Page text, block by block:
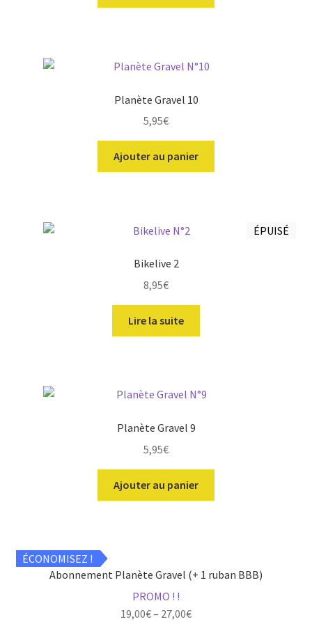
Planète Gravel 10
5,95€
Ajouter au panier
ÉPUISÉ
Bikelive 2
8,95€
Lire la suite
Planète Gravel 9
5,95€
Ajouter au panier
ÉCONOMISEZ !
Abonnement Planète Gravel (+ 1 ruban BBB)
PROMO ! !
19,00€– 27,00€